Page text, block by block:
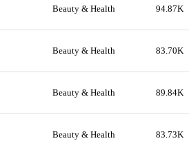
Beauty & Health 94.87K
Beauty & Health 83.70K
Beauty & Health 89.84K
Beauty & Health 83.73K